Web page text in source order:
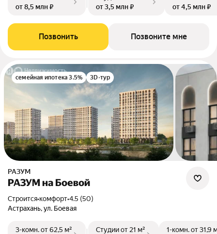
от 8,5 млн ₽
от 3,5 млн ₽
от 4,5 млн ₽
Позвонить Позвоните мне
семейная ипотека 3.5% 3D-тур
РАЗУМ
РАЗУМ на Боевой
Строится•комфорт•4.5 (50)
Астрахань, ул. Боевая
3-комн.от 62,5 м²
Студииот 21 м²
1-комн.от 31,9